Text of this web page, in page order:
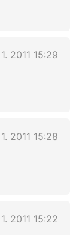
2011 15:29
2011 15:28
2011 15:22